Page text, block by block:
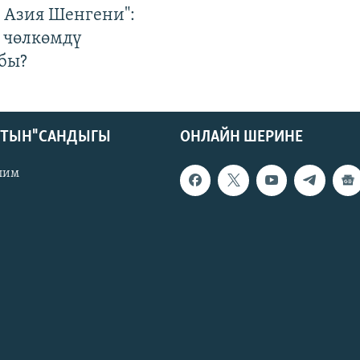
Азия Шенгени":
ОНЛАЙН ШЕРИНЕ
САНДЫГЫ